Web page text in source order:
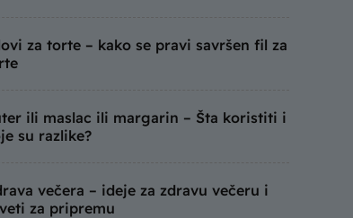
za torte – kako se pravi savršen fil za
ili maslac ili margarin – Šta koristiti i
su razlike?
večera – ideje za zdravu večeru i
za pripremu